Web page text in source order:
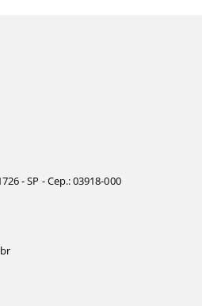
- SP - Cep.: 03918-000